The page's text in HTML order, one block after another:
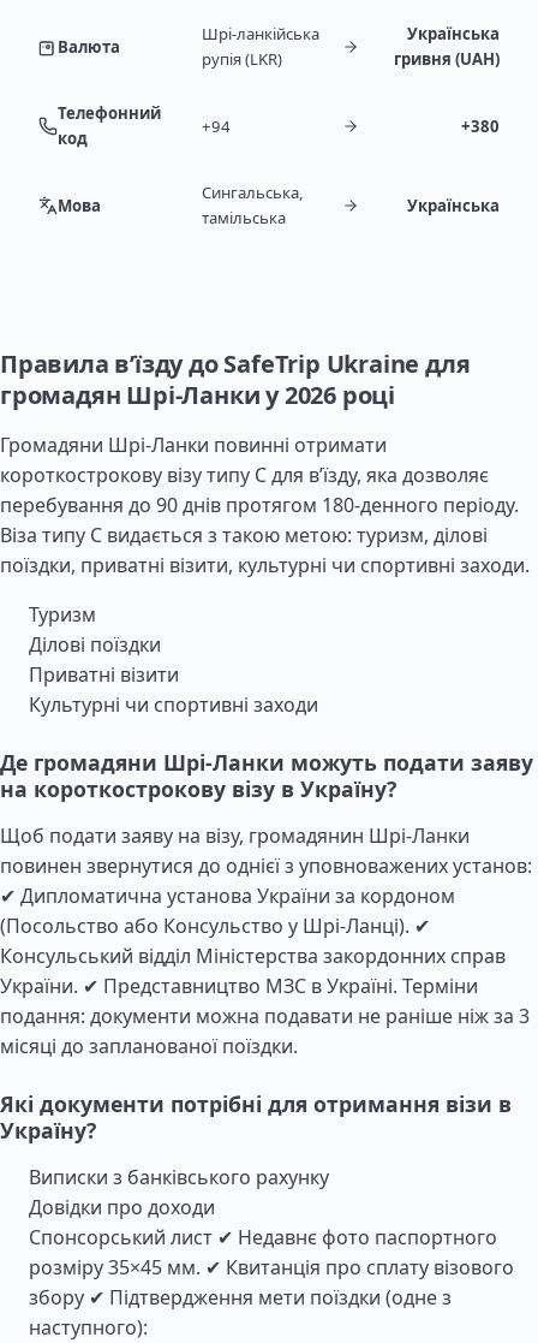
Валюта
Шрі-ланкійська
рупія (LKR)
Українська
гривня (UAH)
Телефонний
код
+94 +380
Мова
Сингальська,
тамільська
Українська
Правила в’їзду до SafeTrip Ukraine для
громадян Шрі-Ланки у 2026 році
Громадяни Шрі-Ланки повинні отримати
короткострокову візу типу C для в’їзду, яка дозволяє
перебування до 90 днів протягом 180-денного періоду.
Віза типу C видається з такою метою: туризм, ділові
поїздки, приватні візити, культурні чи спортивні заходи.
Туризм
Ділові поїздки
Приватні візити
Культурні чи спортивні заходи
Де громадяни Шрі-Ланки можуть подати заяву
на короткострокову візу в Україну?
Щоб подати заяву на візу, громадянин Шрі-Ланки
повинен звернутися до однієї з уповноважених установ:
✔ Дипломатична установа України за кордоном
(Посольство або Консульство у Шрі-Ланці). ✔
Консульський відділ Міністерства закордонних справ
України. ✔ Представництво МЗС в Україні. Терміни
подання: документи можна подавати не раніше ніж за 3
місяці до запланованої поїздки.
Які документи потрібні для отримання візи в
Україну?
Виписки з банківського рахунку
Довідки про доходи
Спонсорський лист ✔ Недавнє фото паспортного
розміру 35×45 мм. ✔ Квитанція про сплату візового
збору ✔ Підтвердження мети поїздки (одне з
наступного):